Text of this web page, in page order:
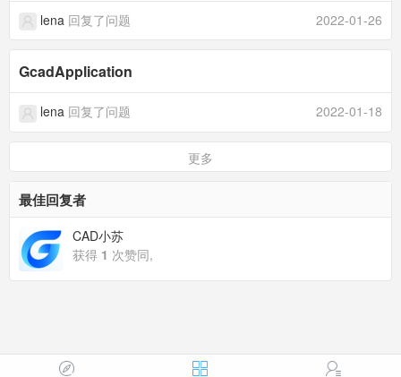
lena 回复了问题 2022-01-26
GcadApplication
lena 回复了问题 2022-01-18
更多
最佳回复者
CAD小苏
获得 1 次赞同,